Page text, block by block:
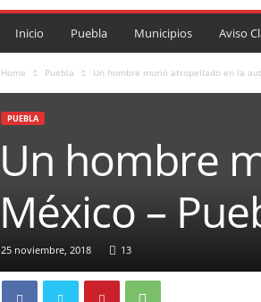
Inicio Puebla Municipios Aviso
Home Puebla Un hombre murió atropellado en la
PUEBLA
Un hombre
México –
25 noviembre, 2018 13